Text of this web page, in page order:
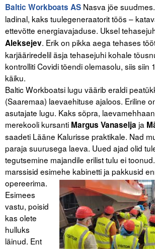
Baltic Workboats AS Nasva jõe
ladinal, kaks tuulegeneraatorit töös –
ettevõtte energiavajaduse. Uksel
Aleksejev. Erik on pikka aega tehases
karjääriredelil äsja tehasejuhi kohale
kontrolliti Covidi tõendi olemasolu, siis siin
käiku.
Baltic Workboatsi lugu väärib eraldi
(Saaremaa) laevaehituse ajaloos. Eriline
asutajate lugu. Kaks sõpra,
merekooli kursanti Margus Vanaselja ja
saadeti Lääne Kalurisse praktikale. Nad
paraja suurusega laeva. Uued ajad olid
tegutsemine majandile erilist tulu ei
marssisid esimehe kabinetti ja pakkusid
opereerima.
Esimees
vastu, poisid
kas olete
hulluks
läinud. Ent